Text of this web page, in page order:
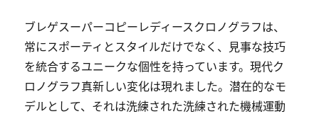
ブレゲスーパーコピーレディースクロノグラフは、
常にスポーティとスタイルだけでなく、見事な技巧
を統合するユニークな個性を持っています。現代ク
ロノグラフ真新しい変化は現れました。潜在的なモ
デルとして、それは洗練された洗練された機械運動